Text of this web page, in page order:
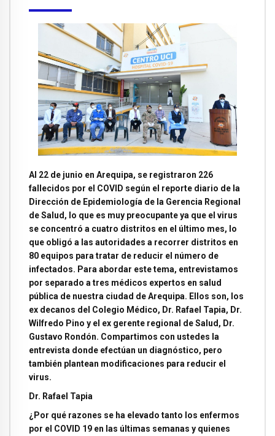
Al 22 de junio en Arequipa, se registraron 226
fallecidos por el COVID según el reporte diario de la
Dirección de Epidemiología de la Gerencia Regional
de Salud, lo que es muy preocupante ya que el virus
se concentró a cuatro distritos en el último mes, lo
que obligó a las autoridades a recorrer distritos en
80 equipos para tratar de reducir el número de
infectados. Para abordar este tema, entrevistamos
por separado a tres médicos expertos en salud
pública de nuestra ciudad de Arequipa. Ellos son, los
ex decanos del Colegio Médico, Dr. Rafael Tapia, Dr.
Wilfredo Pino y el ex gerente regional de Salud, Dr.
Gustavo Rondón. Compartimos con ustedes la
entrevista donde efectúan un diagnóstico, pero
también plantean modificaciones para reducir el
virus.
Dr. Rafael Tapia
¿Por qué razones se ha elevado tanto los enfermos
por el COVID 19 en las últimas semanas y quienes